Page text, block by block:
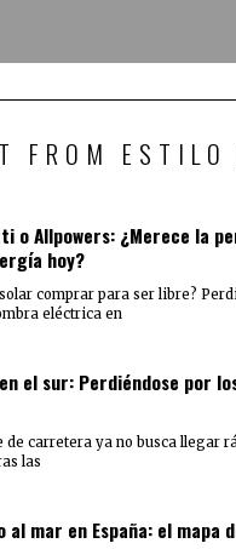
FROM ESTILO
o Allpowers: ¿Merece la
hoy?
comprar para ser libre?
eléctrica en
el sur: Perdiéndose por
de carretera ya no busca llegar
las
al mar en España: el mapa